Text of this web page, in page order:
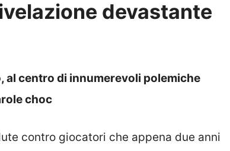
devastante
al centro di innumerevoli polemiche
choc
contro giocatori che appena due anni